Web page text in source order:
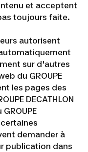
et acceptent
toujours faite.
autorisent
sur d'autres
du GROUPE
les pages des
DECATHLON
demander à
publication dans